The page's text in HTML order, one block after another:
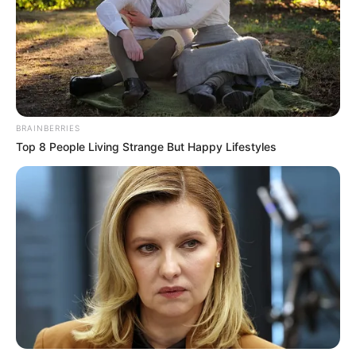
DETAIL
Judul: The Veil / Black Sun / 검은 태양 / Geom-eun Taeyang
Genre: Mata-mata, Action, Thriller
Negara: Korea Selatan
Sutradara: Kim Sung Yong
Produser: Kim Je Bok
Penulis Naskah: Park Suk Ho
BRAINBERRIES
Top 8 People Living Strange But Happy Lifestyles